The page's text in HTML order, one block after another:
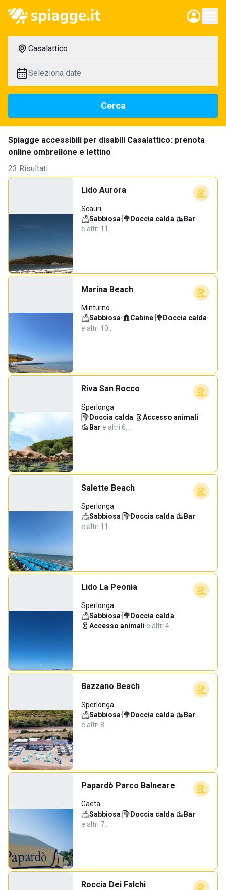
Casalattico
Seleziona date
Cerca
Spiagge accessibili per disabili Casalattico: prenota
online ombrellone e lettino
23 Risultati
Lido Aurora
Scauri
Sabbiosa· Doccia calda· Bar·
e altri 11…
Marina Beach
Minturno
Sabbiosa· Cabine· Doccia calda·
e altri 10…
Riva San Rocco
Sperlonga
Doccia calda· Accesso animali·
Bar·e altri 6…
Salette Beach
Sperlonga
Sabbiosa· Doccia calda· Bar·
e altri 11…
Lido La Peonia
Sperlonga
Sabbiosa· Doccia calda·
Accesso animali·e altri 4…
Bazzano Beach
Sperlonga
Sabbiosa· Doccia calda· Bar·
e altri 8…
Papardò Parco Balneare
Gaeta
Sabbiosa· Doccia calda· Bar·
e altri 7…
Roccia Dei Falchi